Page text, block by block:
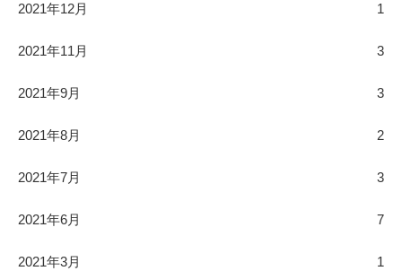
2021年12月 1
2021年11月 3
2021年9月 3
2021年8月 2
2021年7月 3
2021年6月 7
2021年3月 1